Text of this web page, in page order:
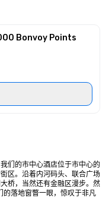
Bonvoy Points
们的市中心酒店位于市中心的
区。沿着内河码头、联合广场
桥，当然还有金融区漫步。然
落地窗瞥一眼，惊叹于非凡